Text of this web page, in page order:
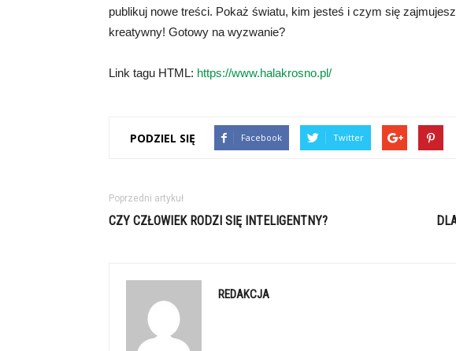
publikuj nowe treści. Pokaż światu, kim jesteś i czym się
kreatywny! Gotowy na wyzwanie?
Link tagu HTML: https://www.halakrosno.pl/
PODZIEL SIĘ Facebook Twitter
Poprzedni artykuł
CZY CZŁOWIEK RODZI SIĘ INTELIGENTNY?
REDAKCJA